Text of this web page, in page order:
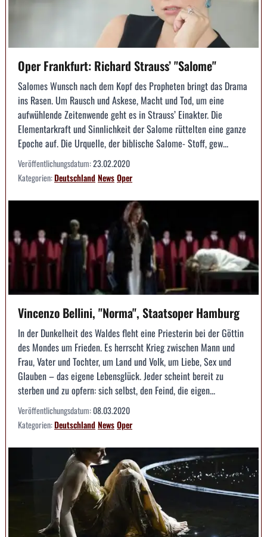
Oper Frankfurt: Richard Strauss’ "Salome"
Salomes Wunsch nach dem Kopf des Propheten bringt das Drama
ins Rasen. Um Rausch und Askese, Macht und Tod, um eine
aufwühlende Zeitenwende geht es in Strauss’ Einakter. Die
Elementarkraft und Sinnlichkeit der Salome rüttelten eine ganze
Epoche auf. Die Urquelle, der biblische Salome- Stoff, gew...
Veröffentlichungsdatum:23.02.2020
Kategorien:DeutschlandNewsOper
Vincenzo Bellini, "Norma", Staatsoper Hamburg
In der Dunkelheit des Waldes fleht eine Priesterin bei der Göttin
des Mondes um Frieden. Es herrscht Krieg zwischen Mann und
Frau, Vater und Tochter, um Land und Volk, um Liebe, Sex und
Glauben – das eigene Lebensglück. Jeder scheint bereit zu
sterben und zu opfern: sich selbst, den Feind, die eigen...
Veröffentlichungsdatum:08.03.2020
Kategorien:DeutschlandNewsOper